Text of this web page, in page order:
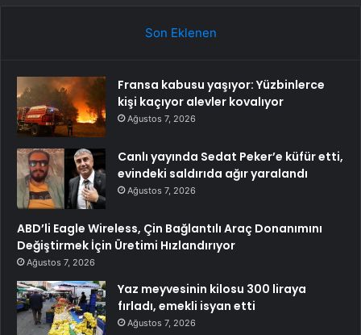
Son Eklenen
Fransa kabusu yaşıyor: Yüzbinlerce
kişi kaçıyor alevler kovalıyor
Ağustos 7, 2026
Canlı yayında Sedat Peker’e küfür etti,
evindeki saldırıda ağır yaralandı
Ağustos 7, 2026
ABD’li Eagle Wireless, Çin Bağlantılı Araç Donanımını
Değiştirmek İçin Üretimi Hızlandırıyor
Ağustos 7, 2026
Yaz meyvesinin kilosu 300 liraya
fırladı, emekli isyan etti
Ağustos 7, 2026